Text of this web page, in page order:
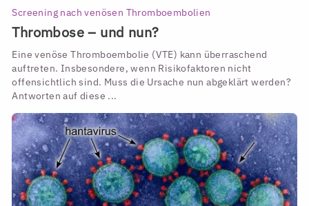
Screening nach venösen Thromboembolien
Thrombose – und nun?
Eine venöse Thromboembolie (VTE) kann überraschend
auftreten. Insbesondere, wenn Risikofaktoren nicht
offensichtlich sind. Muss die Ursache nun abgeklärt werden?
Antworten auf diese ...